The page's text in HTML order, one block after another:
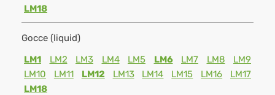
LM18
Gocce (liquid)
LM1
LM2 LM3 LM4 LM5 LM6 LM7 LM8
LM9
LM10
LM11 LM12 LM13 LM14 LM15 LM16
LM17
LM18